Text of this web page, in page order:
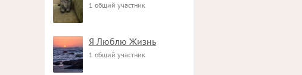
1 общий участник
Я Люблю Жизнь
1 общий участник